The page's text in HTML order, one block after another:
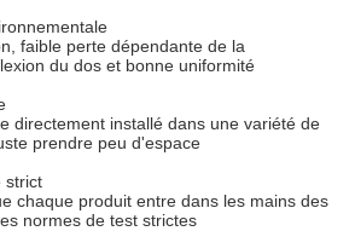
faible perte dépendante de la
du dos et bonne uniformité
directement installé dans une variété de
prendre peu d'espace
strict
chaque produit entre dans les mains des
normes de test strictes